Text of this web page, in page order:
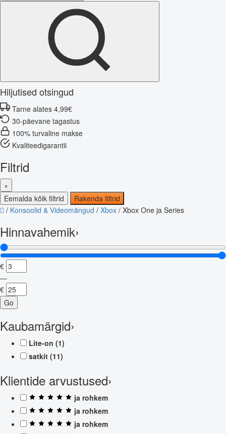
Hiljutised otsingud
Tarne alates 4,99€
30-päevane tagastus
100% turvaline makse
Kvaliteedigarantii
Filtrid
×
Eemalda kõik filtrid
Rakenda filtrid
/ Konsoolid & Videomängud / Xbox / Xbox One ja Series
Hinnavahemik›
€
—
€
Go
Kaubamärgid›
Lite-on (1)
satkit (11)
Klientide arvustused›
ja rohkem
ja rohkem
ja rohkem